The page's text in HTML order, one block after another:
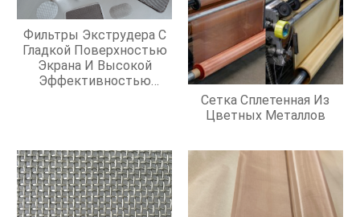
Фильтры Экструдера С
Гладкой Поверхностью
Экрана И Высокой
Эффективностью
Сетка Сплетенная Из
Цветных Металлов